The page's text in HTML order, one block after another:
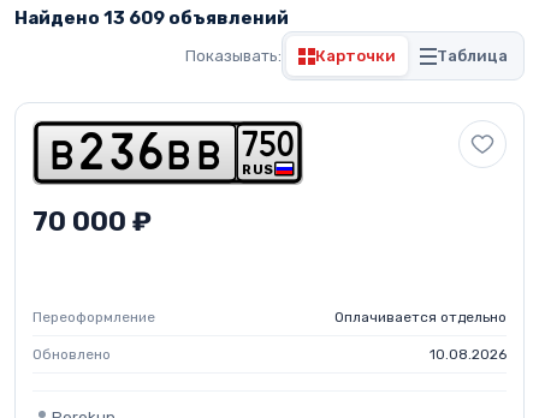
Найдено 13 609 объявлений
Показывать: Карточки Таблица
b 2 3 6 b b RUS
750
70 000 ₽
Переоформление Оплачивается отдельно
Обновлено 10.08.2026